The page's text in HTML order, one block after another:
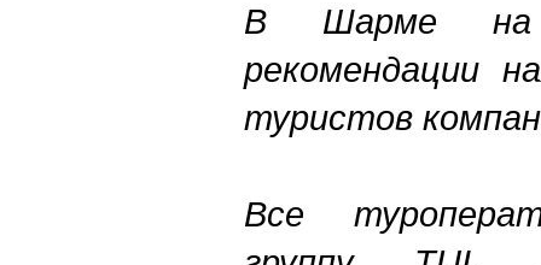
В Шарме на
рекомендации
туристов
Все